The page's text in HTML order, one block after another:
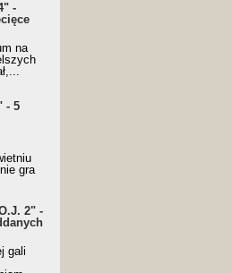
-
na
- 5
gra
2" -
gali